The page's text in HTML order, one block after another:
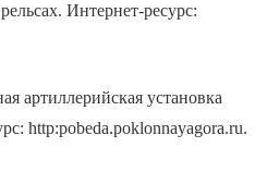
Интернет-ресурс:
артиллерийская установка
http:pobeda.poklonnayagora.ru.